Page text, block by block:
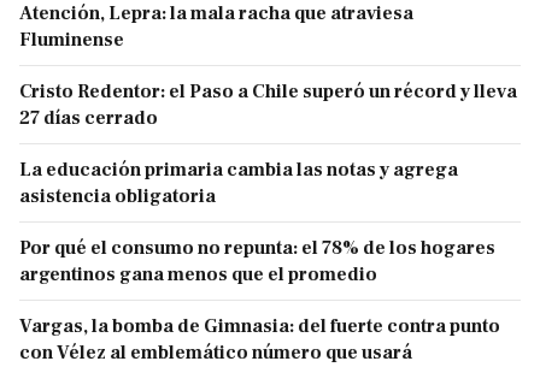
Atención, Lepra: la mala racha que atraviesa
Fluminense
Cristo Redentor: el Paso a Chile superó un récord y lleva
27 días cerrado
La educación primaria cambia las notas y agrega
asistencia obligatoria
Por qué el consumo no repunta: el 78% de los hogares
argentinos gana menos que el promedio
Vargas, la bomba de Gimnasia: del fuerte contra punto
con Vélez al emblemático número que usará